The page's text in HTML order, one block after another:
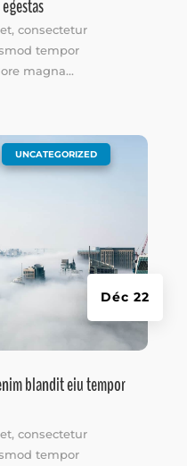
consectetur
tempor
magna...
blandit eiu tempor
Déc 22
UNCATEGORIZED
consectetur
tempor